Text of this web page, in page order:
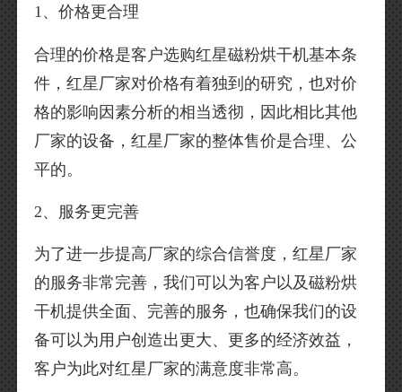
1、价格更合理
合理的价格是客户选购红星磁粉烘干机基本条
件，红星厂家对价格有着独到的研究，也对价
格的影响因素分析的相当透彻，因此相比其他
厂家的设备，红星厂家的整体售价是合理、公
平的。
2、服务更完善
为了进一步提高厂家的综合信誉度，红星厂家
的服务非常完善，我们可以为客户以及磁粉烘
干机提供全面、完善的服务，也确保我们的设
备可以为用户创造出更大、更多的经济效益，
客户为此对红星厂家的满意度非常高。